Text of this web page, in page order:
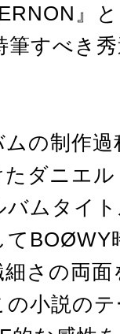
』
すべき
の制作
ダニエ
ムタイ
てBOØWY
さの両
の小説の